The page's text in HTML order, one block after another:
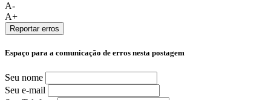
A-
A+
Reportar erros
Espaço para a comunicação de erros nesta postagem
Seu nome
Seu e-mail